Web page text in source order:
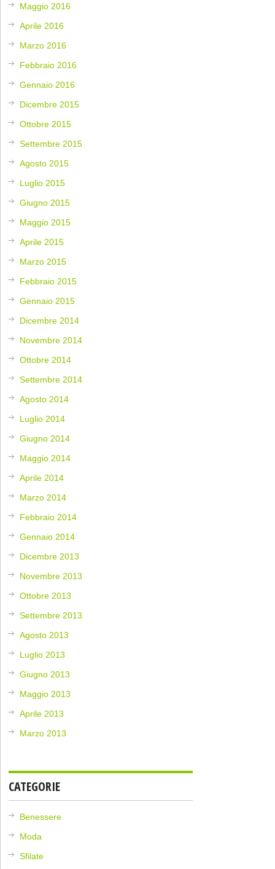
Maggio 2016
Aprile 2016
Marzo 2016
Febbraio 2016
Gennaio 2016
Dicembre 2015
Ottobre 2015
Settembre 2015
Agosto 2015
Luglio 2015
Giugno 2015
Maggio 2015
Aprile 2015
Marzo 2015
Febbraio 2015
Gennaio 2015
Dicembre 2014
Novembre 2014
Ottobre 2014
Settembre 2014
Agosto 2014
Luglio 2014
Giugno 2014
Maggio 2014
Aprile 2014
Marzo 2014
Febbraio 2014
Gennaio 2014
Dicembre 2013
Novembre 2013
Ottobre 2013
Settembre 2013
Agosto 2013
Luglio 2013
Giugno 2013
Maggio 2013
Aprile 2013
Marzo 2013
CATEGORIE
Benessere
Moda
Sfilate